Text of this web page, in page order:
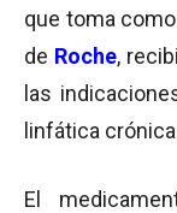
que toma
de Roche,
las
linfática
El